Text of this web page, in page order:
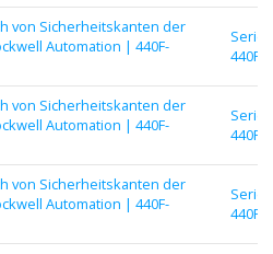
von Sicherheitskanten der
Automation | 440F-
Serie
440F |
von Sicherheitskanten der
Automation | 440F-
Serie
440F |
von Sicherheitskanten der
Automation | 440F-
Serie
440F |